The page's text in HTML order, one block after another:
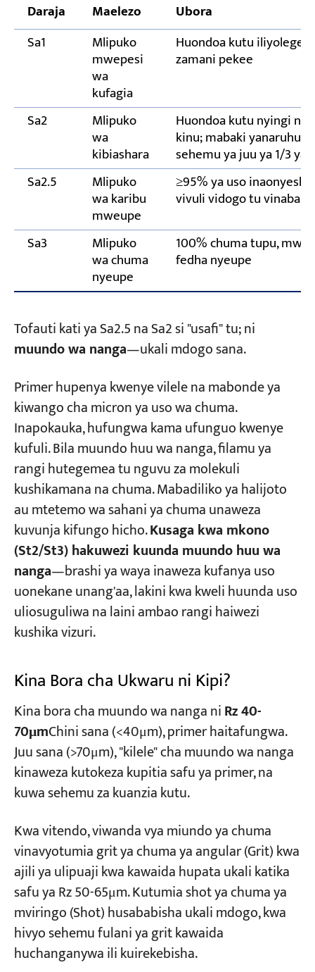
Daraja Maelezo
Ubora
Sa1
Mlipuko
mwepesi
wa
kufagia
Huondoa kutu iliyolegea
zamani pekee
Sa2 Mlipuko
wa
kibiashara
Huondoa kutu nyingi na
kinu; mabaki
sehemu ya juu ya 1/3 ya
Sa2.5
Mlipuko
wa karibu
mweupe
≥95% ya uso
vivuli vidogo tu vinabaki
Sa3 Mlipuko
wa chuma
nyeupe
100% chuma tupu,
fedha nyeupe
Tofauti kati ya Sa2.5 na Sa2 si "usafi" tu; ni
muundo wa nanga—ukali mdogo sana.
Primer hupenya kwenye vilele na mabonde ya
kiwango cha micron ya uso wa chuma.
Inapokauka, hufungwa kama ufunguo kwenye
kufuli. Bila muundo huu wa nanga, filamu ya
rangi hutegemea tu nguvu za molekuli
kushikamana na chuma. Mabadiliko ya halijoto
au mtetemo wa sahani ya chuma unaweza
kuvunja kifungo hicho.Kusaga kwa mkono
(St2/St3) hakuwezi kuunda muundo huu wa
nanga—brashi ya waya inaweza kufanya uso
uonekane unang'aa, lakini kwa kweli huunda uso
uliosuguliwa na laini ambao rangi haiwezi
kushika vizuri.
Kina Bora cha Ukwaru ni Kipi?
Kina bora cha muundo wa nanga niRz 40-
70μmChini sana (<40μm), primer haitafungwa.
Juu sana (>70μm), "kilele" cha muundo wa nanga
kinaweza kutokeza kupitia safu ya primer, na
kuwa sehemu za kuanzia kutu.
Kwa vitendo, viwanda vya miundo ya chuma
vinavyotumia grit ya chuma ya angular (Grit) kwa
ajili ya ulipuaji kwa kawaida hupata ukali katika
safu ya Rz 50-65μm. Kutumia shot ya chuma ya
mviringo (Shot) husababisha ukali mdogo, kwa
hivyo sehemu fulani ya grit kawaida
huchanganywa ili kuirekebisha.